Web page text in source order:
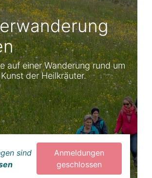
auf einer Wanderung rund um
der Heilkräuter.
sind
Anmeldungen
geschlossen